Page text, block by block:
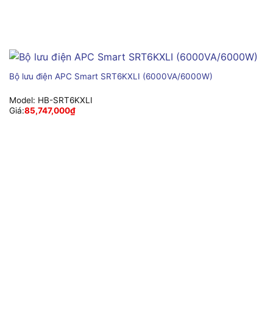
Bộ lưu điện APC Smart SRT6KXLI (6000VA/6000W)
Model: HB-SRT6KXLI
Giá:85,747,000₫